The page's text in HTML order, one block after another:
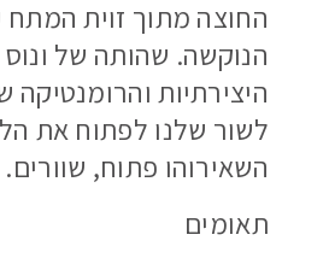
החוצה מתוך זוית המתח
הנוקשה. שהותה של
היצירתיות והרומנטיקה
לשור שלנו לפתוח את
השאירוהו פתוח, שוורים.
תאומים